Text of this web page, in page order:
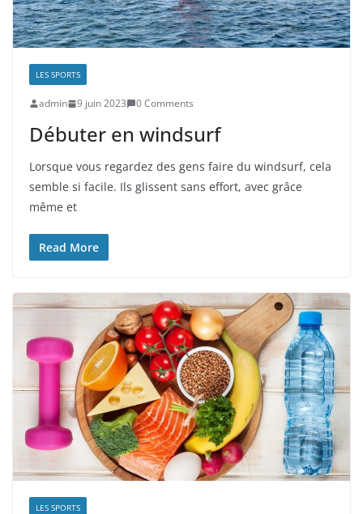
LES SPORTS
admin 9 juin 2023 0 Comments
Débuter en windsurf
Lorsque vous regardez des gens faire du windsurf, cela
semble si facile. Ils glissent sans effort, avec grâce
même et
Read More
LES SPORTS